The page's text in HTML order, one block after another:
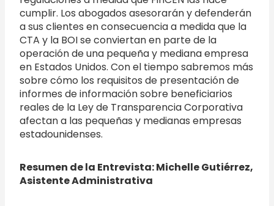
cumplir. Los abogados asesorarán y defenderán
a sus clientes en consecuencia a medida que la
CTA y la BOI se conviertan en parte de la
operación de una pequeña y mediana empresa
en Estados Unidos. Con el tiempo sabremos más
sobre cómo los requisitos de presentación de
informes de información sobre beneficiarios
reales de la Ley de Transparencia Corporativa
afectan a las pequeñas y medianas empresas
estadounidenses.
Resumen de la Entrevista: Michelle Gutiérrez,
Asistente Administrativa